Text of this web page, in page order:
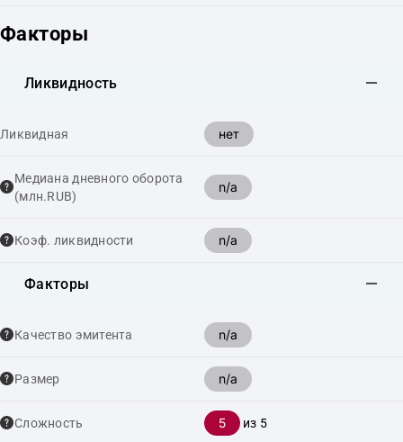
Факторы
Ликвидность
Ликвидная нет
Медиана дневного оборота
(млн.RUB)
n/a
Коэф. ликвидности n/a
Факторы
Качество эмитента n/a
Размер n/a
Сложность 5 из 5